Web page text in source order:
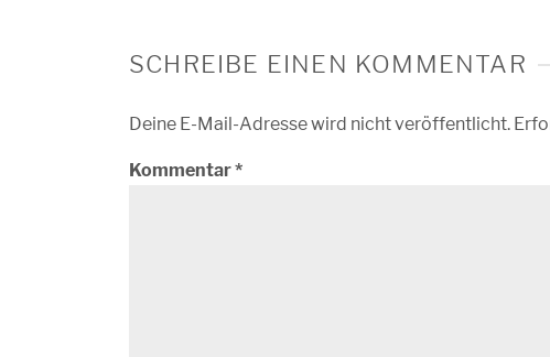
SCHREIBE EINEN KOMMENTAR
Deine E-Mail-Adresse wird nicht veröffentlicht.
Kommentar*